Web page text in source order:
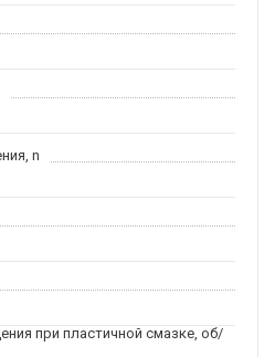
n
при пластичной смазке, об/